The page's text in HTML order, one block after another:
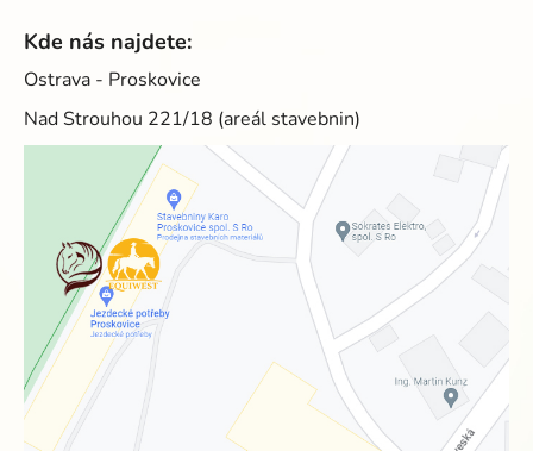
Kde nás najdete:
Ostrava - Proskovice
Nad Strouhou 221/18 (areál stavebnin)